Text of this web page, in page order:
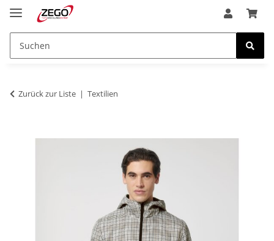
Zurück zur Liste Textilien